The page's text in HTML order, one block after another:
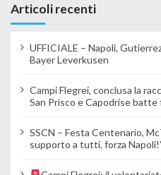
Articoli recenti
UFFICIALE – Napoli,
Bayer Leverkusen
Campi Flegrei, conclusa la
San Prisco e Capodrise
SSCN – Festa Centenario,
supporto a tutti, forza